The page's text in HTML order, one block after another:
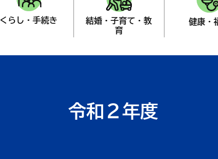
くらし・手続き
結婚・子育て・教
育
健康・
令和２年度